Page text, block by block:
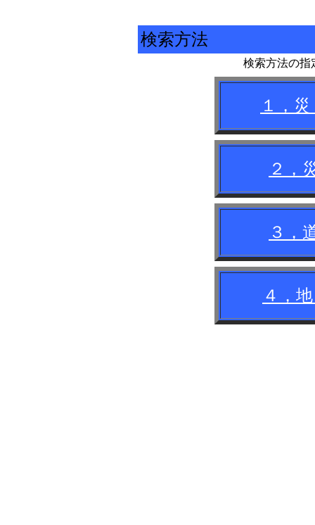
検索方法
検索方法の
１
２，
３，
４